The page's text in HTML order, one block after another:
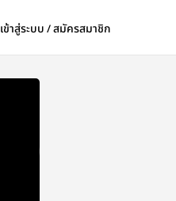
เข้าสู่ระบบ / สมัครสมาชิก